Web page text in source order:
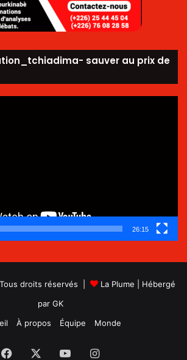
sauver au prix de
26:15
droits réservés | La Plume | Hébergé
par GK
À propos Équipe Monde
Facebook YouTubeInstagram